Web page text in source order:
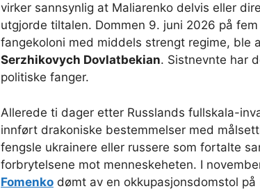
virker sannsynlig at Maliarenko delvis eller
utgjorde tiltalen. Dommen 9. juni 2026 på
fangekoloni med middels strengt regime, ble
Serzhikovych Dovlatbekian. Sistnevnte har
politiske fanger.
Allerede ti dager etter Russlands fullskala-
innført drakoniske bestemmelser med
fengsle ukrainere eller russere som fortalte
forbrytelsene mot menneskeheten. I
Fomenko dømt av en okkupasjonsdomstol